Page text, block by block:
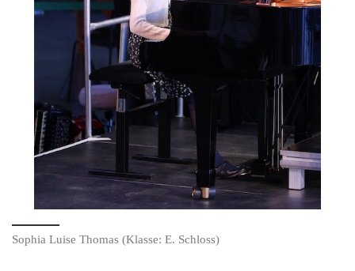
Sophia Luise Thomas (Klasse: E. Schloss)